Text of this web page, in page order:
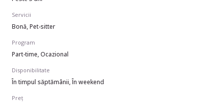
Servicii
Bonă, Pet-sitter
Program
Part-time, Ocazional
Disponibilitate
În timpul săptămânii, În weekend
Preț